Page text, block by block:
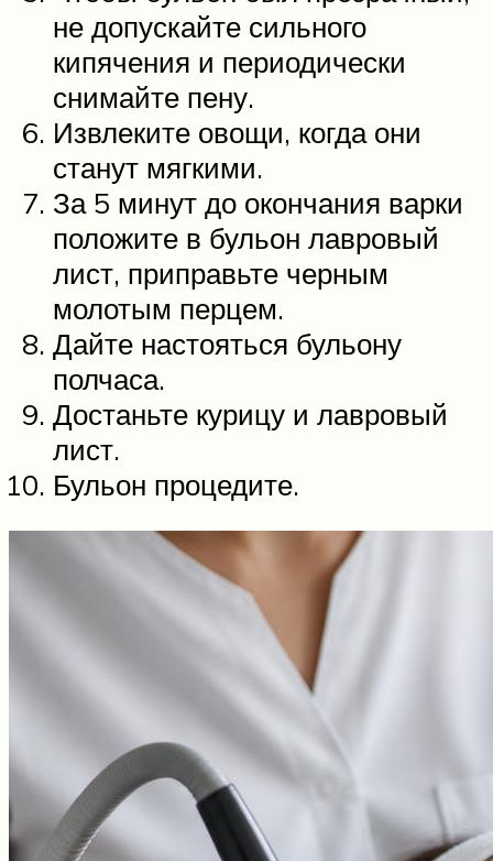
не допускайте сильного
кипячения и периодически
снимайте пену.
Извлеките овощи, когда они
станут мягкими.
За 5 минут до окончания варки
положите в бульон лавровый
лист, приправьте черным
молотым перцем.
Дайте настояться бульону
полчаса.
Достаньте курицу и лавровый
лист.
Бульон процедите.